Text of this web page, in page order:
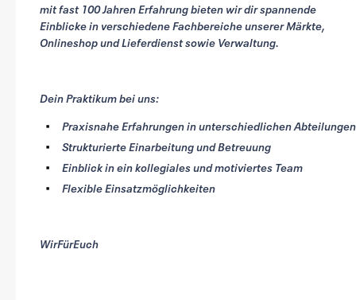
mit fast 100 Jahren Erfahrung bieten wir dir spannende
Einblicke in verschiedene Fachbereiche unserer Märkte,
Onlineshop und Lieferdienst sowie Verwaltung.
Dein Praktikum bei uns:
Praxisnahe Erfahrungen in unterschiedlichen Abteilungen
Strukturierte Einarbeitung und Betreuung
Einblick in ein kollegiales undmotiviertes Team
Flexible Einsatzmöglichkeiten
WirFürEuch